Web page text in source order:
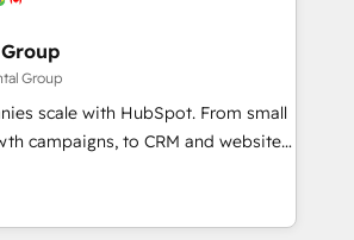
is the partner you’ve been
🌟5 HubSpot Accreditations 🌟
Challenge 2021 🌟INBOUND’19
the full
HubSpot CRM. ✔️A team of
✔️Flexible pricing models —
one Dedicated HubSpot
Group
scale with HubSpot. From small
campaigns, to CRM and websites.
experienced in every inch of
to work hand-in-hand with your
the complex and build a better